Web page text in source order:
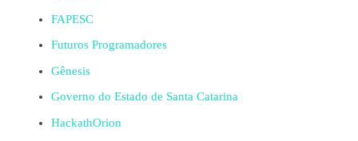
FAPESC
Futuros Programadores
Gênesis
Governo do Estado de Santa Catarina
HackathOrion